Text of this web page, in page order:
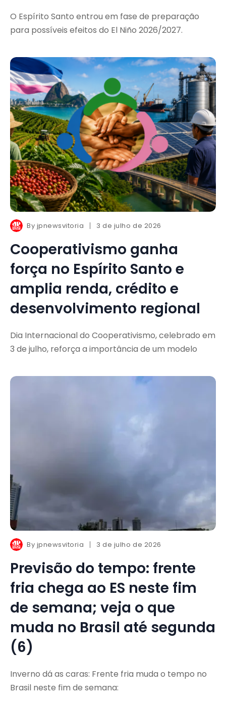
O Espírito Santo entrou em fase de preparação
para possíveis efeitos do El Niño 2026/2027.
By jpnewsvitoria 3 de julho de 2026
Cooperativismo ganha
força no Espírito Santo e
amplia renda, crédito e
desenvolvimento regional
Dia Internacional do Cooperativismo, celebrado em
3 de julho, reforça a importância de um modelo
By jpnewsvitoria 3 de julho de 2026
Previsão do tempo: frente
fria chega ao ES neste fim
de semana; veja o que
muda no Brasil até segunda
(6)
Inverno dá as caras: Frente fria muda o tempo no
Brasil neste fim de semana: